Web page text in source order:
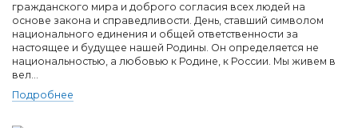
гражданского мира и доброго согласия всех людей на
основе закона и справедливости. День, ставший символом
национального единения и общей ответственности за
настоящее и будущее нашей Родины. Он определяется не
национальностью, а любовью к Родине, к России. Мы живем в
вел...
Подробнее